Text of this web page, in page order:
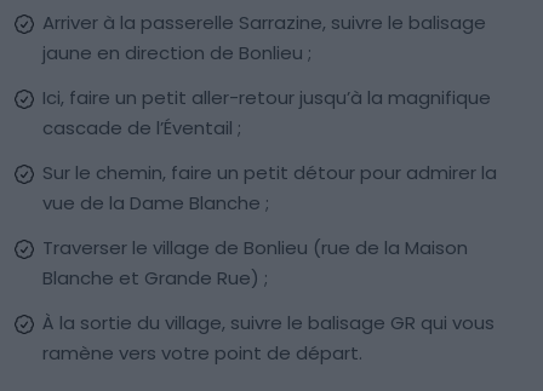
Arriver à la passerelle Sarrazine, suivre le balisage
jaune en direction de Bonlieu ;
Ici, faire un petit aller-retour jusqu’à la magnifique
cascade de l’Éventail ;
Sur le chemin, faire un petit détour pour admirer la
vue de la Dame Blanche ;
Traverser le village de Bonlieu (rue de la Maison
Blanche et Grande Rue) ;
À la sortie du village, suivre le balisage GR qui vous
ramène vers votre point de départ.